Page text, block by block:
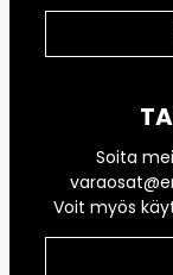
Soita
Voit myös